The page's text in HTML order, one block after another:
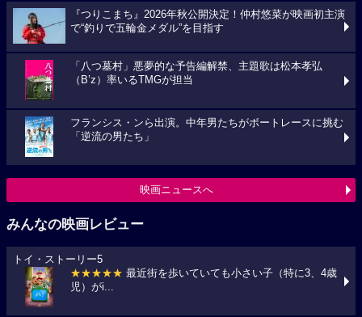
『つりこまち』2026年秋公開決定！仲村悠菜が映画初主演
で“釣りで五輪金メダル”を目指す
「八つ墓村」悪夢的な予告編解禁、主題歌は松本孝弘
（B’z）率いるTMGが担当
フランシス・ンら出演。中年男たちがボートレースに挑む
「逆流の男たち」
映画ニュースへ
みんなの映画レビュー
トイ・ストーリー5
★★★★★ 最近街を歩いていても小さい子（特に3、4歳
児）がi...